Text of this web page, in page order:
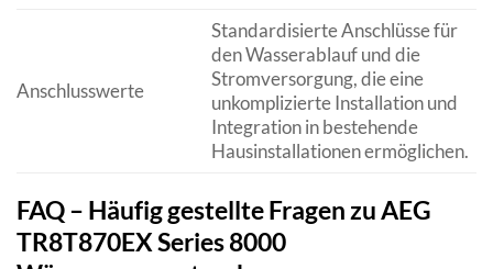
Anschlusswerte
Standardisierte Anschlüsse für
den Wasserablauf und die
Stromversorgung, die eine
unkomplizierte Installation und
Integration in bestehende
Hausinstallationen ermöglichen.
FAQ – Häufig gestellte Fragen zu AEG
TR8T870EX Series 8000